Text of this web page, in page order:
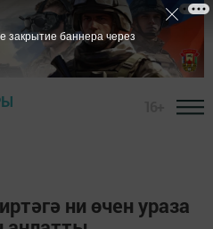
ни өчен ураза
закрытие баннера через